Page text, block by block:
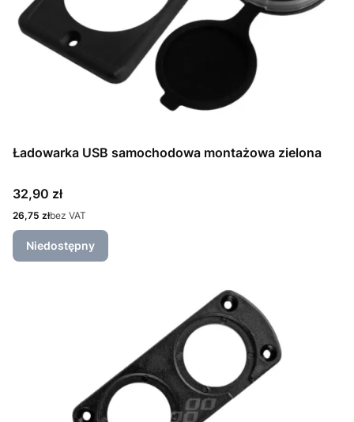
Ładowarka USB samochodowa montażowa zielona
Cena
32,90 zł
Cena
26,75 złbez VAT
Niedostępny